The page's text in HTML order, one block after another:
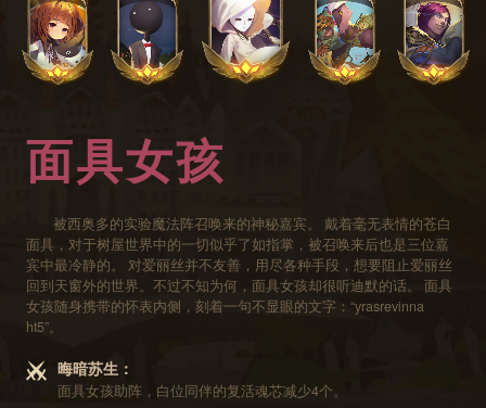
面具女孩
被西奥多的实验魔法阵召唤来的神秘嘉宾。 戴着毫无表情的苍白
面具，对于树屋世界中的一切似乎了如指掌，被召唤来后也是三位嘉
宾中最冷静的。 对爱丽丝并不友善，用尽各种手段，想要阻止爱丽丝
回到天窗外的世界。不过不知为何，面具女孩却很听迪默的话。 面具
女孩随身携带的怀表内侧，刻着一句不显眼的文字：“yrasrevinna
ht5”。
晦暗苏生：
面具女孩助阵，白位同伴的复活魂芯减少4个。